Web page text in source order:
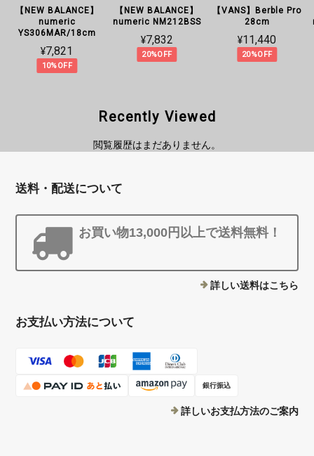
【NEW BALANCE】
numeric
YS306MAR/18cm
¥7,821
10%OFF
【NEW BALANCE】
numeric NM212BSS
¥7,832
20%OFF
【VANS】Berble Pro
28cm
¥11,440
20%OFF
Recently Viewed
閲覧履歴はまだありません。
送料・配送について
お買い物13,000円以上で送料無料！
詳しい送料はこちら
お支払い方法について
銀行振込
詳しいお支払方法のご案内